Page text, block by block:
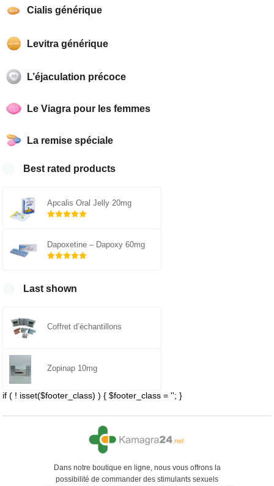
Cialis générique
Levitra générique
L’éjaculation précoce
Le Viagra pour les femmes
La remise spéciale
Best rated products
Apcalis Oral Jelly 20mg
Dapoxetine – Dapoxy 60mg
Last shown
Coffret d’échantillons
Zopinap 10mg
if ( ! isset($footer_class) ) { $footer_class = ''; }
Dans notre boutique en ligne, nous vous offrons la
possibilité de commander des stimulants sexuels